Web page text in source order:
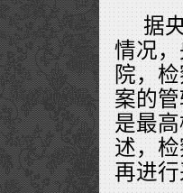
据
情况
院，
案的
是最
述，
再进